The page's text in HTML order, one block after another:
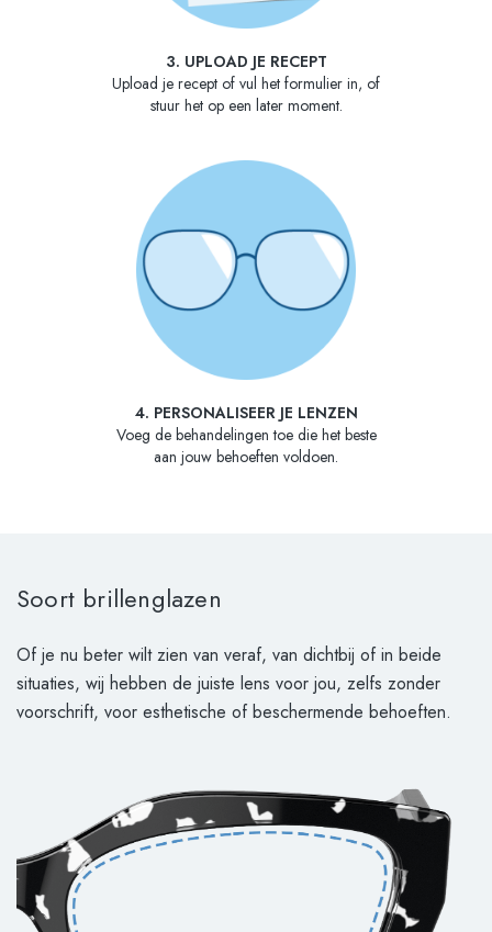
3. UPLOAD JE RECEPT
Upload je recept of vul het formulier in, of
stuur het op een later moment.
4. PERSONALISEER JE LENZEN
Voeg de behandelingen toe die het beste
aan jouw behoeften voldoen.
Soort brillenglazen
Of je nu beter wilt zien van veraf, van dichtbij of in beide
situaties, wij hebben de juiste lens voor jou, zelfs zonder
voorschrift, voor esthetische of beschermende behoeften.